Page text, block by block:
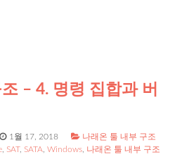
– 4. 명령 집합과 버
1월 17, 2018
나래온 툴 내부 구조
SAT, SATA ,Windows 나래온 툴 내부 구조